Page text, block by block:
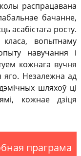
распрацавана
бачанне,
асабістага росту.
вопытнаму
навучання і
кожнага вучня
яго. Незалежна ад
шляхоў ці
кожнае дзіця
праграма